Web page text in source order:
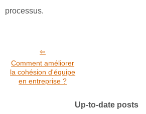
processus.
Comment améliorer
la cohésion d'équipe
en entreprise ?
Up-to-date posts